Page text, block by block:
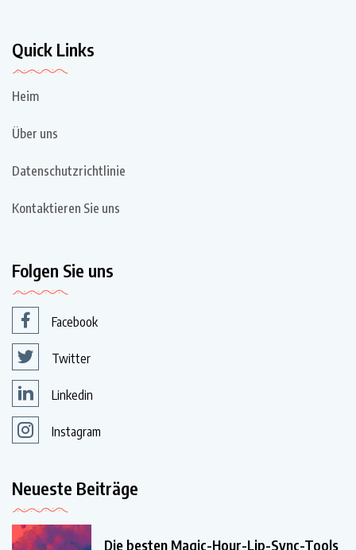
Quick Links
Heim
Über uns
Datenschutzrichtlinie
Kontaktieren Sie uns
Folgen Sie uns
Facebook
Twitter
Linkedin
Instagram
Neueste Beiträge
Die besten Magic-Hour-Lip-Sync-Tools